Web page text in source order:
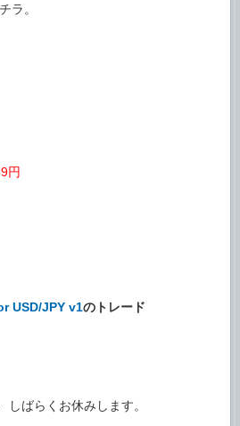
ラ。
円
USD/JPY v1のトレード
ばらくお休みします。